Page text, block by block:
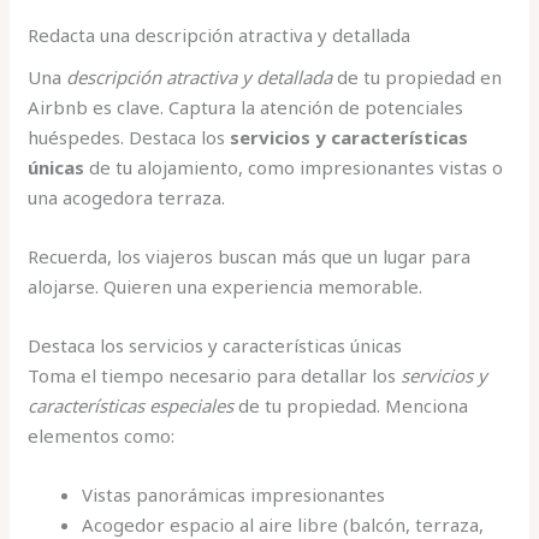
Redacta una descripción atractiva y detallada
Una descripción atractiva y detalladade tu propiedad en
Airbnb es clave. Captura la atención de potenciales
huéspedes. Destaca los servicios y características
únicas de tu alojamiento, como impresionantes vistas o
una acogedora terraza.
Recuerda, los viajeros buscan más que un lugar para
alojarse. Quieren una experiencia memorable.
Destaca los servicios y características únicas
Toma el tiempo necesario para detallar los servicios y
características especialesde tu propiedad. Menciona
elementos como:
Vistas panorámicas impresionantes
Acogedor espacio al aire libre (balcón, terraza,